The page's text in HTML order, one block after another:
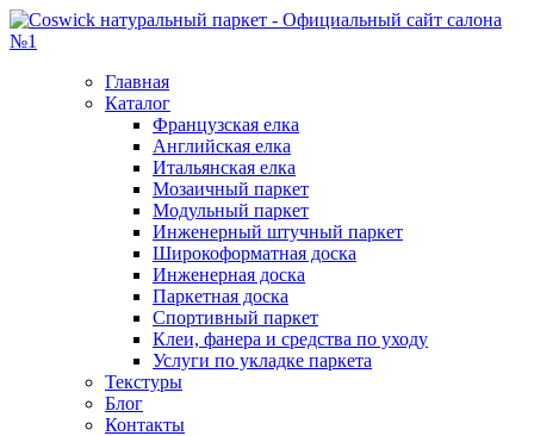
Главная
Каталог
Французская елка
Английская елка
Итальянская елка
Мозаичный паркет
Модульный паркет
Инженерный штучный паркет
Широкоформатная доска
Инженерная доска
Паркетная доска
Спортивный паркет
Клеи, фанера и средства по уходу
Услуги по укладке паркета
Текстуры
Блог
Контакты